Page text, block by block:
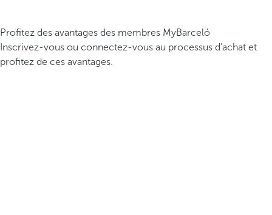
Profitez des avantages des membres MyBarceló
Inscrivez-vous ou connectez-vous au processus d’achat et
profitez de ces avantages.